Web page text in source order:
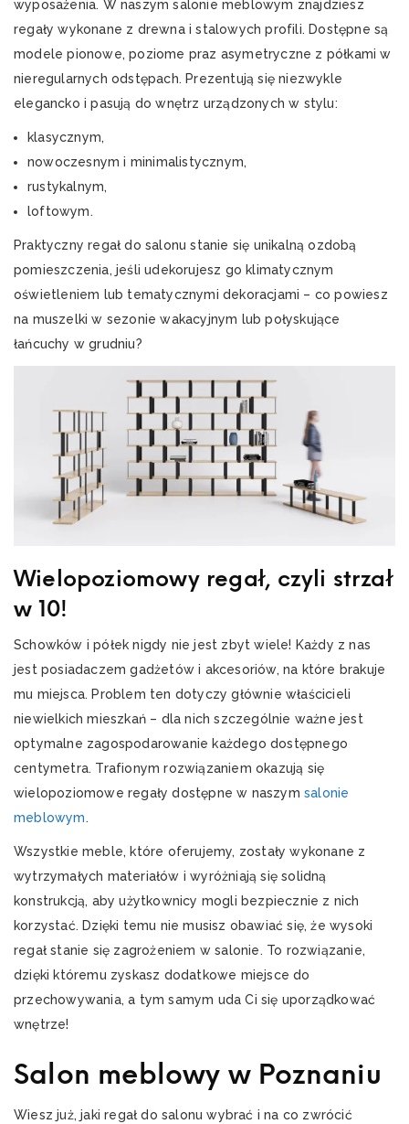
wyposażenia. W naszym salonie meblowym znajdziesz
regały wykonane z drewna i stalowych profili. Dostępne są
modele pionowe, poziome praz asymetryczne z półkami w
nieregularnych odstępach. Prezentują się niezwykle
elegancko i pasują do wnętrz urządzonych w stylu:
klasycznym,
nowoczesnym i minimalistycznym,
rustykalnym,
loftowym.
Praktyczny regał do salonu stanie się unikalną ozdobą
pomieszczenia, jeśli udekorujesz go klimatycznym
oświetleniem lub tematycznymi dekoracjami – co powiesz
na muszelki w sezonie wakacyjnym lub połyskujące
łańcuchy w grudniu?
Wielopoziomowy regał, czyli strzał
w 10!
Schowków i półek nigdy nie jest zbyt wiele! Każdy z nas
jest posiadaczem gadżetów i akcesoriów, na które brakuje
mu miejsca. Problem ten dotyczy głównie właścicieli
niewielkich mieszkań – dla nich szczególnie ważne jest
optymalne zagospodarowanie każdego dostępnego
centymetra. Trafionym rozwiązaniem okazują się
wielopoziomowe regały dostępne w naszym salonie
meblowym.
Wszystkie meble, które oferujemy, zostały wykonane z
wytrzymałych materiałów i wyróżniają się solidną
konstrukcją, aby użytkownicy mogli bezpiecznie z nich
korzystać. Dzięki temu nie musisz obawiać się, że wysoki
regał stanie się zagrożeniem w salonie. To rozwiązanie,
dzięki któremu zyskasz dodatkowe miejsce do
przechowywania, a tym samym uda Ci się uporządkować
wnętrze!
Salon meblowy w Poznaniu
Wiesz już, jaki regał do salonu wybrać i na co zwrócić